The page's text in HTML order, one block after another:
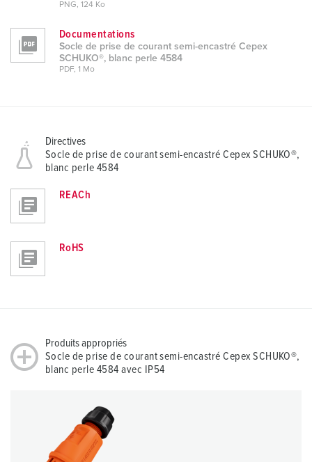
PNG, 124 Ko
Documentations
Socle de prise de courant semi-encastré Cepex
SCHUKO®, blanc perle 4584
PDF, 1 Mo
Directives
Socle de prise de courant semi-encastré Cepex SCHUKO®,
blanc perle 4584
REACh
RoHS
Produits appropriés
Socle de prise de courant semi-encastré Cepex SCHUKO®,
blanc perle 4584 avec IP54